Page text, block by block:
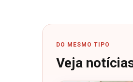
DO MESMO TIPO
Veja